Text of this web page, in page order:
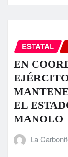
ESTATAL
EN
EL
MANOLO
La